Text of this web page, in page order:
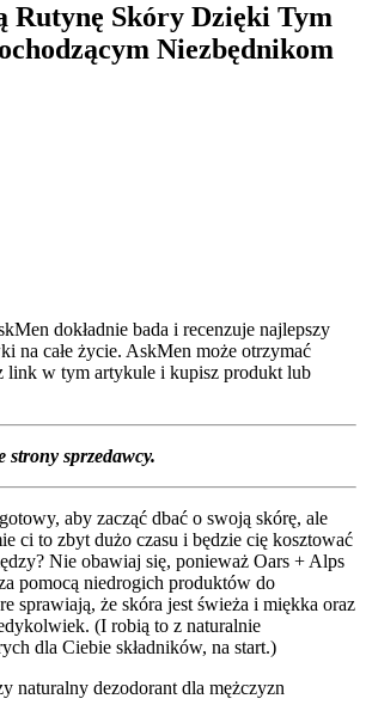
Rutynę Skóry Dzięki Tym
Niezbędnikom
dokładnie bada i recenzuje najlepszy
na całe życie. AskMen może otrzymać
link w tym artykule i kupisz produkt lub
strony sprzedawcy.
aby zacząć dbać o swoją skórę, ale
ci to zbyt dużo czasu i będzie cię kosztować
Nie obawiaj się, ponieważ Oars + Alps
pomocą niedrogich produktów do
sprawiają, że skóra jest świeża i miękka oraz
(I robią to z naturalnie
dla Ciebie składników, na start.)
naturalny dezodorant dla mężczyzn